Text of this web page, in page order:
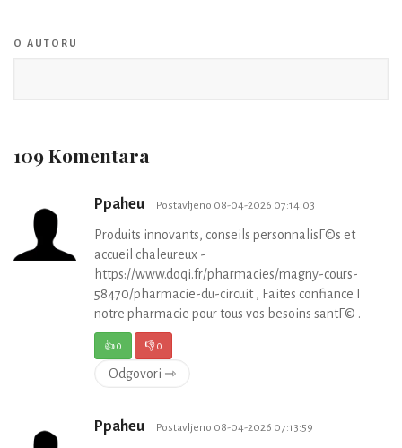
O AUTORU
109 Komentara
Ppaheu Postavljeno 08-04-2026 07:14:03
Produits innovants, conseils personnalisГ©s et
accueil chaleureux -
https://www.doqi.fr/pharmacies/magny-cours-
58470/pharmacie-du-circuit , Faites confiance Г
notre pharmacie pour tous vos besoins santГ© .
👍0 👎0
Odgovori ⇾
Ppaheu Postavljeno 08-04-2026 07:13:59